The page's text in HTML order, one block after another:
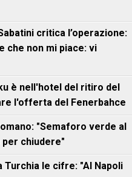
critica l’operazione:
che non mi piace: vi
è nell'hotel del ritiro del
l'offerta del Fenerbahce
"Semaforo verde al
chiudere"
Turchia le cifre: "Al Napoli